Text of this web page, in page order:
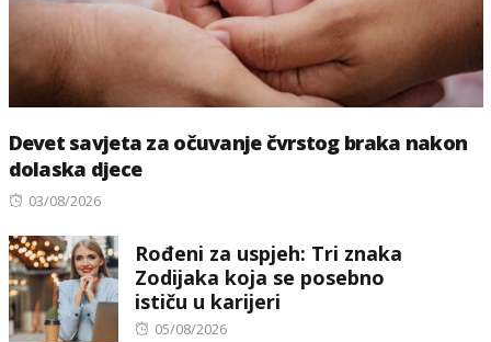
Devet savjeta za očuvanje čvrstog braka nakon
dolaska djece
Posted
03/08/2026
Rođeni za uspjeh: Tri znaka
Zodijaka koja se posebno
ističu u karijeri
Posted
05/08/2026